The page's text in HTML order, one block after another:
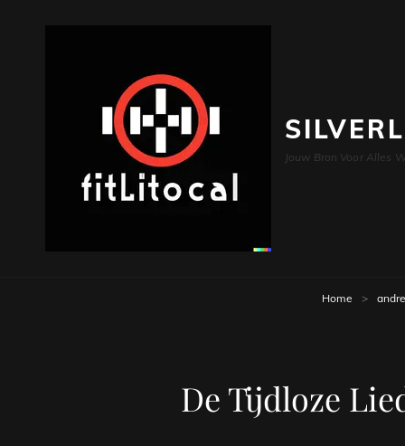
Jouw Bron Voor Alles
Home >
De Tijdloze